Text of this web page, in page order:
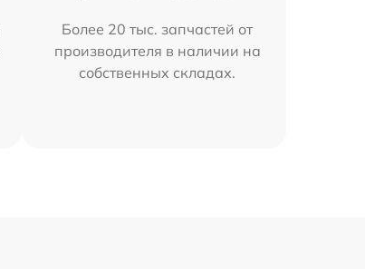
Более 20 тыс. запчастей от
производителя в наличии на
собственных складах.